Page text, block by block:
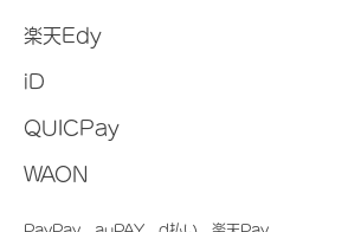
楽天Edy
iD
QUICPay
WAON
PayPay、auPAY、d払い、楽天Pay